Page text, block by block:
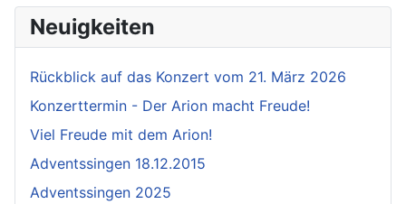
Neuigkeiten
Rückblick auf das Konzert vom 21. März 2026
Konzerttermin - Der Arion macht Freude!
Viel Freude mit dem Arion!
Adventssingen 18.12.2015
Adventssingen 2025